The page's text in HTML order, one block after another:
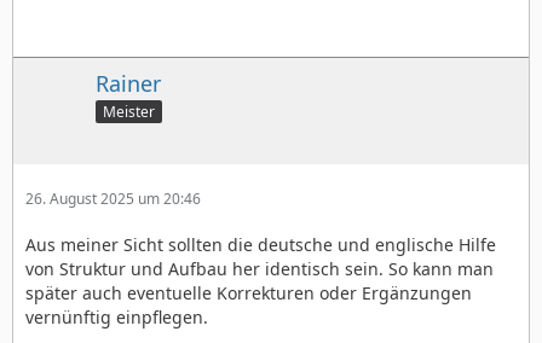
Rainer
Meister
26. August 2025 um 20:46
Aus meiner Sicht sollten die deutsche und englische Hilfe
von Struktur und Aufbau her identisch sein. So kann man
später auch eventuelle Korrekturen oder Ergänzungen
vernünftig einpflegen.